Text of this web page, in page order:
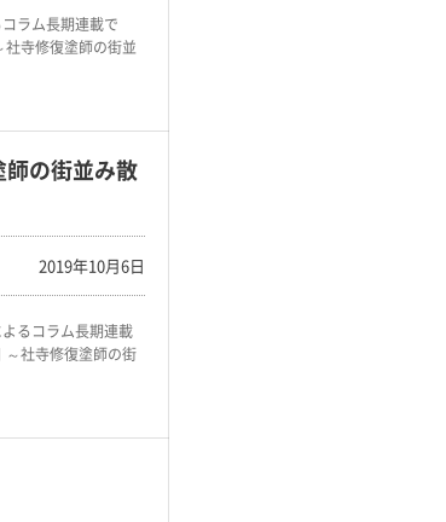
ラム長期連載で
社寺修復塗師の街並
の街並み散
2019年10月6日
るコラム長期連載
～社寺修復塗師の街